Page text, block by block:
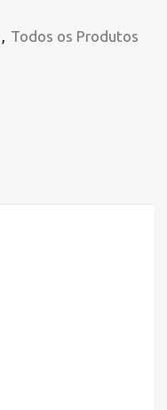
, Todos os Produtos